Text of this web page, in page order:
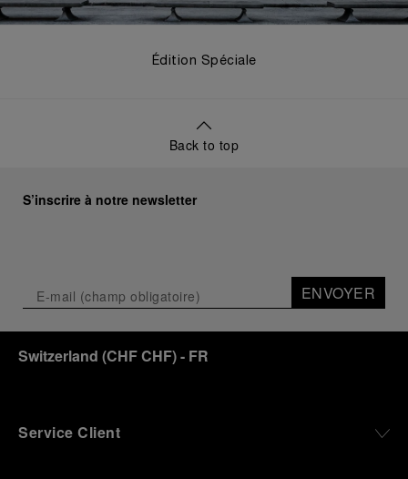
Édition Spéciale
Back to top
S’inscrire à notre newsletter
ENVOYER
Switzerland (CHF CHF)- FR
Service Client